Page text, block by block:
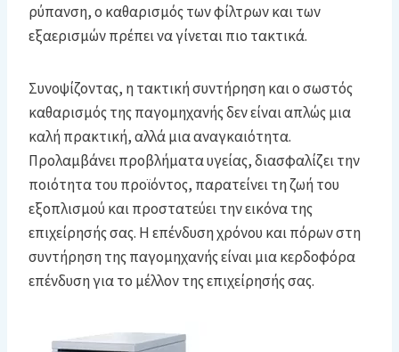
ρύπανση, ο καθαρισμός των φίλτρων και των
εξαερισμών πρέπει να γίνεται πιο τακτικά.
Συνοψίζοντας, η τακτική συντήρηση και ο σωστός
καθαρισμός της παγομηχανής δεν είναι απλώς μια
καλή πρακτική, αλλά μια αναγκαιότητα.
Προλαμβάνει προβλήματα υγείας, διασφαλίζει την
ποιότητα του προϊόντος, παρατείνει τη ζωή του
εξοπλισμού και προστατεύει την εικόνα της
επιχείρησής σας. Η επένδυση χρόνου και πόρων στη
συντήρηση της παγομηχανής είναι μια κερδοφόρα
επένδυση για το μέλλον της επιχείρησής σας.